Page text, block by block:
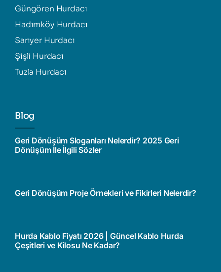
Güngören Hurdacı
Hadımköy Hurdacı
Sarıyer Hurdacı
Şişli Hurdacı
Tuzla Hurdacı
Blog
Geri Dönüşüm Sloganları Nelerdir? 2025 Geri
Dönüşüm İle İlgili Sözler
Geri Dönüşüm Proje Örnekleri ve Fikirleri Nelerdir?
Hurda Kablo Fiyatı 2026 | Güncel Kablo Hurda
Çeşitleri ve Kilosu Ne Kadar?